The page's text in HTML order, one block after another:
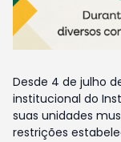
Desde 4 de julho
institucional do
suas unidades
restrições